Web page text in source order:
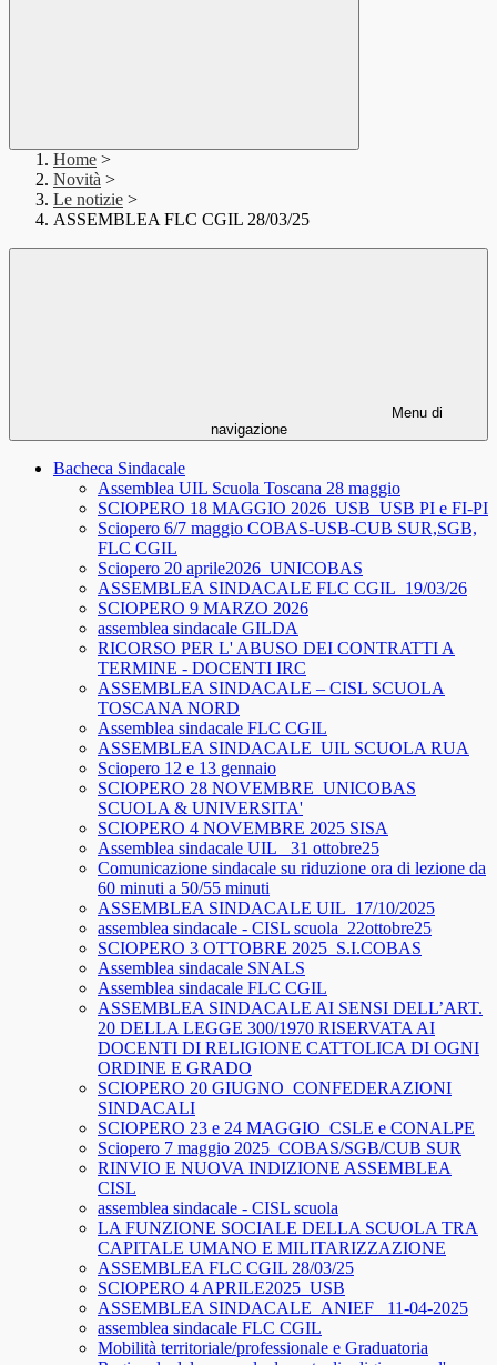
Home >
Novità >
Le notizie >
ASSEMBLEA FLC CGIL 28/03/25
Menu di
navigazione
Bacheca Sindacale
Assemblea UIL Scuola Toscana 28 maggio
SCIOPERO 18 MAGGIO 2026_USB_USB PI e FI-PI
Sciopero 6/7 maggio COBAS-USB-CUB SUR,SGB,
FLC CGIL
Sciopero 20 aprile2026_UNICOBAS
ASSEMBLEA SINDACALE FLC CGIL_19/03/26
SCIOPERO 9 MARZO 2026
assemblea sindacale GILDA
RICORSO PER L' ABUSO DEI CONTRATTI A
TERMINE - DOCENTI IRC
ASSEMBLEA SINDACALE – CISL SCUOLA
TOSCANA NORD
Assemblea sindacale FLC CGIL
ASSEMBLEA SINDACALE_UIL SCUOLA RUA
Sciopero 12 e 13 gennaio
SCIOPERO 28 NOVEMBRE_UNICOBAS
SCUOLA & UNIVERSITA'
SCIOPERO 4 NOVEMBRE 2025 SISA
Assemblea sindacale UIL_ 31 ottobre25
Comunicazione sindacale su riduzione ora di lezione da
60 minuti a 50/55 minuti
ASSEMBLEA SINDACALE UIL_17/10/2025
assemblea sindacale - CISL scuola_22ottobre25
SCIOPERO 3 OTTOBRE 2025_S.I.COBAS
Assemblea sindacale SNALS
Assemblea sindacale FLC CGIL
ASSEMBLEA SINDACALE AI SENSI DELL’ART.
20 DELLA LEGGE 300/1970 RISERVATA AI
DOCENTI DI RELIGIONE CATTOLICA DI OGNI
ORDINE E GRADO
SCIOPERO 20 GIUGNO_CONFEDERAZIONI
SINDACALI
SCIOPERO 23 e 24 MAGGIO_CSLE e CONALPE
Sciopero 7 maggio 2025_COBAS/SGB/CUB SUR
RINVIO E NUOVA INDIZIONE ASSEMBLEA
CISL
assemblea sindacale - CISL scuola
LA FUNZIONE SOCIALE DELLA SCUOLA TRA
CAPITALE UMANO E MILITARIZZAZIONE
ASSEMBLEA FLC CGIL 28/03/25
SCIOPERO 4 APRILE2025_USB
ASSEMBLEA SINDACALE_ANIEF_ 11-04-2025
assemblea sindacale FLC CGIL
Mobilità territoriale/professionale e Graduatoria